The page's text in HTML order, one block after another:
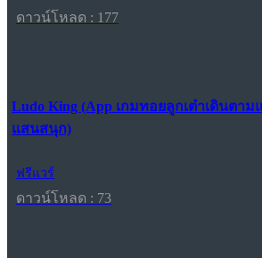
ดาวน์โหลด : 177
Ludo King (App เกมทอยลูกเต๋าเดินตา
แสนสนุก)
ฟรีแวร์
ดาวน์โหลด : 73